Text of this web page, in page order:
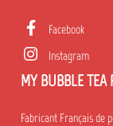
Facebook
Instagram
MY BUBBLE TEA
Fabricant Français de